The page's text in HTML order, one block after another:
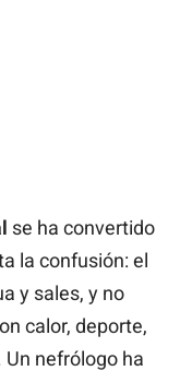
se ha convertido
la confusión: el
y sales, y no
calor, deporte,
nefrólogo ha